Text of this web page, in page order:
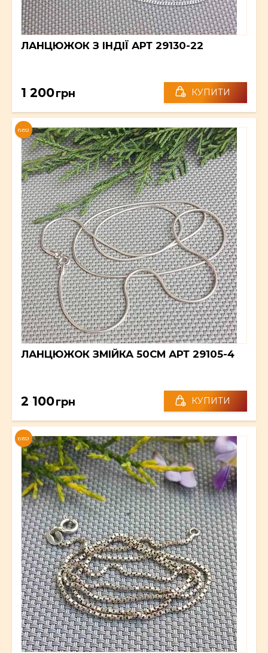
ЛАНЦЮЖОК З ІНДІЇ АРТ 29130-22
1 200грн КУПИТИ
NEW
ЛАНЦЮЖОК ЗМІЙКА 50СМ АРТ 29105-4
2 100грн КУПИТИ
NEW